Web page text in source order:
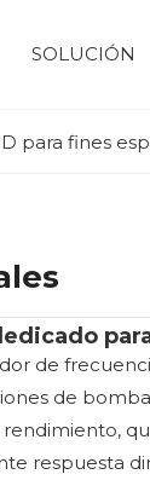
SOLUCIÓN
para fines
de
de
respuesta